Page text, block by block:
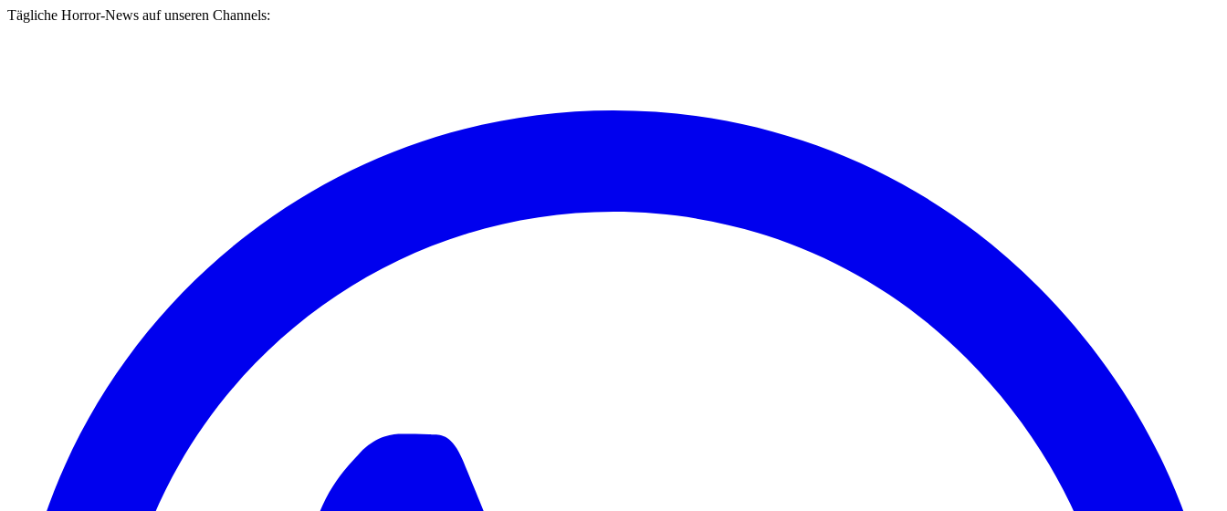
Tägliche Horror-News auf unseren Channels: